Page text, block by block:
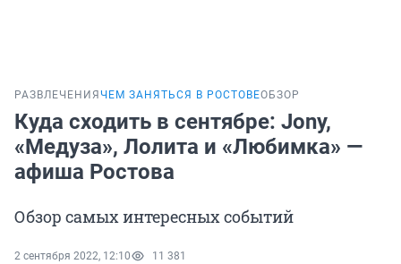
РАЗВЛЕЧЕНИЯ ЧЕМ ЗАНЯТЬСЯ В РОСТОВЕОБЗОР
Куда сходить в сентябре: Jony,
«Медуза», Лолита и «Любимка» —
афиша Ростова
Обзор самых интересных событий
2 сентября 2022, 12:10 11 381